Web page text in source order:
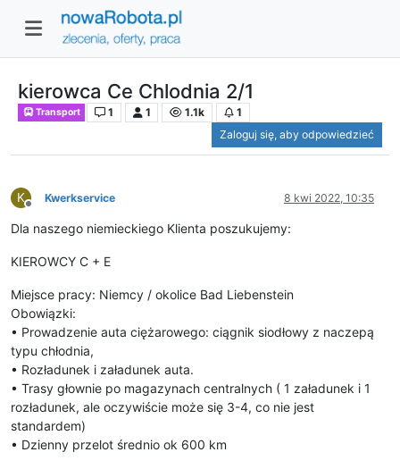
kierowca Ce Chlodnia 2/1
Transport 1 1 1.1k
1
Zaloguj się, aby odpowiedzieć
K
Niedostępny
Kwerkservice 8 kwi 2022, 10:35
Dla naszego niemieckiego Klienta poszukujemy:
KIEROWCY C + E
Miejsce pracy: Niemcy / okolice Bad Liebenstein
Obowiązki:
• Prowadzenie auta ciężarowego: ciągnik siodłowy z naczepą
typu chłodnia,
• Rozładunek i załadunek auta.
• Trasy głownie po magazynach centralnych ( 1 załadunek i 1
rozładunek, ale oczywiście może się 3-4, co nie jest
standardem)
• Dzienny przelot średnio ok 600 km